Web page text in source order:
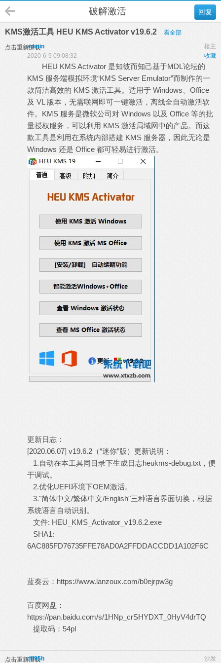
回复
破解激活
KMS激活工具 HEU KMS Activator v19.6.2 看全部
点击重新加载 楼主
admin
收藏
2020-6-9 09:08:32
HEU KMS Activator 是知彼而知己基于MDL论坛的
KMS 服务端模拟环境“KMS Server Emulator”而制作的一
款简洁高效的 KMS 激活工具。适用于 Windows、Office
及 VL 版本，无需联网即可一键激活，离线全自动激活软
件。KMS 服务是微软公司对 Windows 以及 Office 等的批
量授权服务，可以利用 KMS 激活局域网中的产品。而这
款工具是利用在系统内部搭建 KMS 服务器，因此无论是
Windows 还是 Office 都可轻易进行激活。
更新日志：
[2020.06.07] v19.6.2（“迷你”版）更新说明：
1.自动在本工具同目录下生成日志heukms-debug.txt，便
于调试。
2.优化UEFI环境下OEM激活。
3."简体中文/繁体中文/English"三种语言界面切换，根据
系统语言自动识别。
文件: HEU_KMS_Activator_v19.6.2.exe
SHA1:
6AC885FD76735FFE78AD0A2FFDDACCDD1A102F6C
蓝奏云： https://www.lanzoux.com/b0ejrpw3g
百度网盘：
https://pan.baidu.com/s/1HNp_crSHYDXT_0HyV4drTQ
提取码：54pl
点击重新加载 沙发
dfl95h